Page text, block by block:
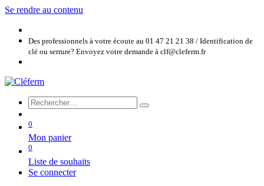
Se rendre au contenu
Des professionnels à votre écoute au 01 47 21 21 38 / Identification de
clé ou serrure? Envoyez votre demande à clf@cleferm.fr
0
Mon panier
0
Liste de souhaits
Se connecter